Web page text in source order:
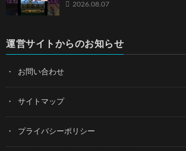
2026.08.07
運営サイトからのお知らせ
お問い合わせ
サイトマップ
プライバシーポリシー